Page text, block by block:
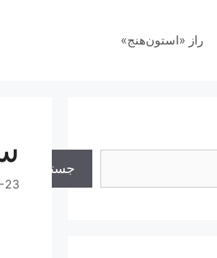
راز «استون‌هنج»
23
جستجو